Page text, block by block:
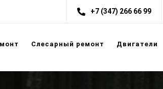
+7 (347) 266 66 99
Слесарный ремонт Двигатели